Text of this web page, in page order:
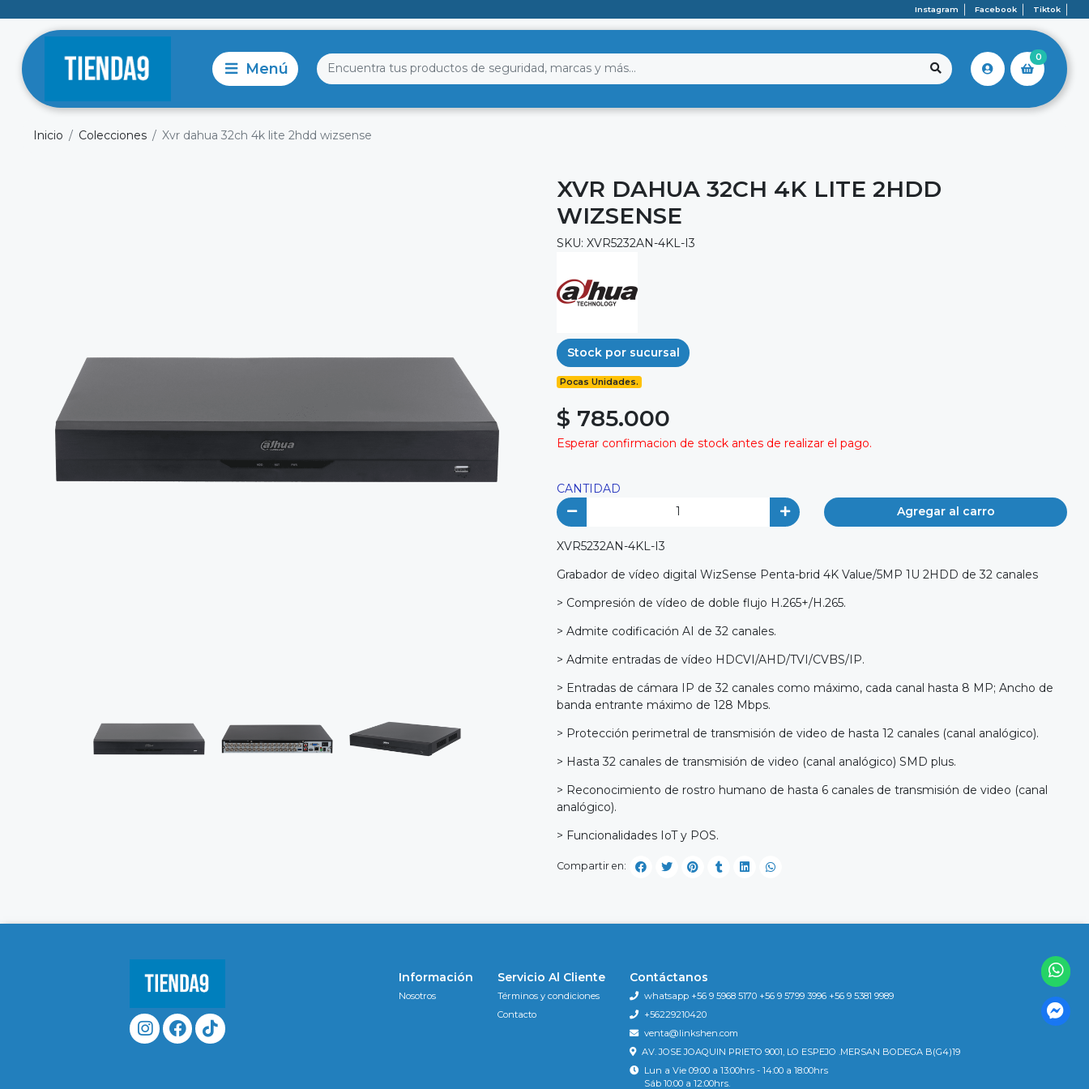
Instagram Facebook Tiktok
0
Inicio Colecciones Xvr dahua 32ch 4k lite 2hdd wizsense
XVR DAHUA 32CH 4K LITE 2HDD
WIZSENSE
SKU: XVR5232AN-4KL-I3
Stock por sucursal
Pocas Unidades.
$ 785.000
Esperar confirmacion de stock antes de realizar el pago.
CANTIDAD
Agregar al carro
XVR5232AN-4KL-I3
Grabador de vídeo digital WizSense Penta-brid 4K Value/5MP 1U 2HDD de 32 canales
> Compresión de vídeo de doble flujo H.265+/H.265.
> Admite codificación AI de 32 canales.
> Admite entradas de vídeo HDCVI/AHD/TVI/CVBS/IP.
> Entradas de cámara IP de 32 canales como máximo, cada canal hasta 8 MP; Ancho de
banda entrante máximo de 128 Mbps.
> Protección perimetral de transmisión de video de hasta 12 canales (canal analógico).
> Hasta 32 canales de transmisión de video (canal analógico) SMD plus.
> Reconocimiento de rostro humano de hasta 6 canales de transmisión de video (canal
analógico).
> Funcionalidades IoT y POS.
Compartir en:
Información
Nosotros
Servicio Al Cliente
Términos y condiciones
Contacto
Contáctanos
whatsapp +56 9 5968 5170 +56 9 5799 3996 +56 9 5381 9989
+56229210420
venta@linkshen.com
AV. JOSE JOAQUIN PRIETO 9001, LO ESPEJO .MERSAN BODEGA B(G4)19
Lun a Vie 09:00 a 13:00hrs - 14:00 a 18:00hrs
Sáb 10:00 a 12:00hrs.